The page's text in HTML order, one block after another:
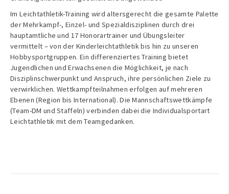
Im Leichtathletik-Training wird altersgerecht die gesamte Palette
der Mehrkampf-, Einzel- und Spezialdisziplinen durch drei
hauptamtliche und 17 Honorartrainer und Übungsleiter
vermittelt – von der Kinderleichtathletik bis hin zu unseren
Hobbysportgruppen. Ein differenziertes Training bietet
Jugendlichen und Erwachsenen die Möglichkeit, je nach
Disziplinschwerpunkt und Anspruch, ihre persönlichen Ziele zu
verwirklichen. Wettkampfteilnahmen erfolgen auf mehreren
Ebenen (Region bis International). Die Mannschaftswettkämpfe
(Team-DM und Staffeln) verbinden dabei die Individualsportart
Leichtathletik mit dem Teamgedanken.